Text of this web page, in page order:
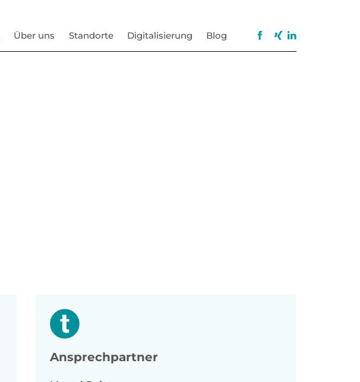
Über uns Standorte Digitalisierung Blog
Ansprechpartner